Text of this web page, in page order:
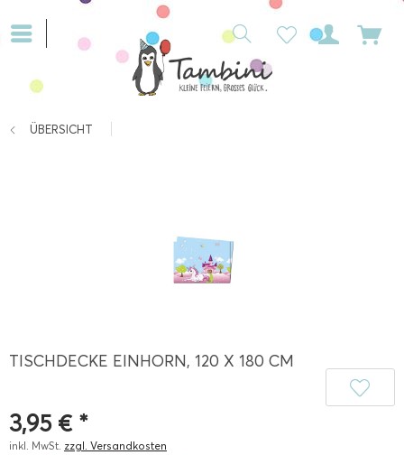
ÜBERSICHT
TISCHDECKE EINHORN, 120 X 180 CM
3,95 € *
inkl. MwSt. zzgl. Versandkosten